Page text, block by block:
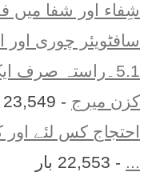
شِفاء اور شفا میں
سافٹویئر چوری اور
5.1۔راستہ صرف ایک
کزن ميرج - 23,549 بار
احتجاج کس لئے
- 22,553 بار